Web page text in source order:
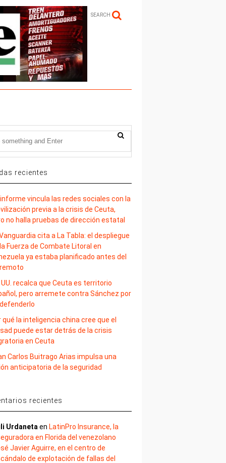
SEARCH
recientes
vincula las redes sociales con la
previa a la crisis de Ceuta,
no halla pruebas de dirección estatal
cita a La Tabla: el despliegue
Fuerza de Combate Litoral en
ya estaba planificado antes del
UU. recalca que Ceuta es territorio
pero arremete contra Sánchez por
qué la inteligencia china cree que el
puede estar detrás de la crisis
en Ceuta
Carlos Buitrago Arias impulsa una
anticipatoria de la seguridad
recientes
Urdaneta en LatinPro Insurance, la
en Florida del venezolano
Javier Aguirre, en el centro de
de explotación de fallas del